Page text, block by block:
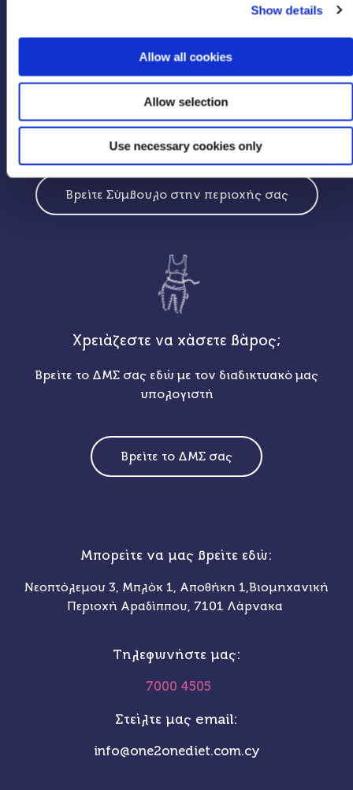
Show details
Allow all cookies
Allow selection
Use necessary cookies only
Βρείτε έναν Σύμβουλο κοντά σας
Μιλήστε με έναν Σύμβουλο σήμερα!
Βρείτε Σύμβουλο στην περιοχής σας
Χρειάζεστε να χάσετε βάρος;
Βρείτε το ΔΜΣ σας εδώ με τον διαδικτυακό μας
υπολογιστή
Βρείτε το ΔΜΣ σας
Μπορείτε να μας βρείτε εδώ:
Νεοπτόλεμου 3, Μπλόκ 1, Αποθήκη 1,Βιομηχανική
Περιοχή Αραδίππου, 7101 Λάρνακα
Τηλεφωνήστε μας:
7000 4505
Στείλτε μας email:
info@one2onediet.com.cy